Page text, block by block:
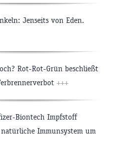
Jenseits von Eden.
Rot-Rot-Grün beschließt
+++
Biontech Impfstoff
Immunsystem um